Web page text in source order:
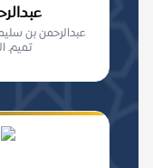
عبدالرحمن بن
تميم.